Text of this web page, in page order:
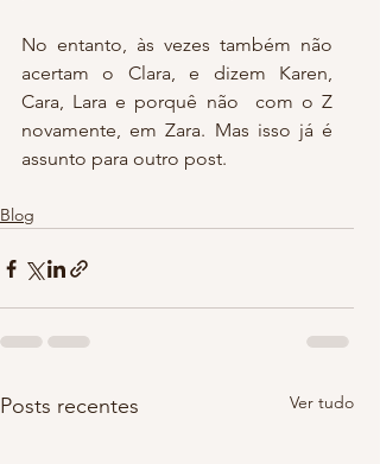
No entanto, às vezes também não
acertam o Clara, e dizem Karen,
Cara, Lara e porquê não  com o Z
novamente, em Zara. Mas isso já é
assunto para outro post.
Blog
Posts recentes Ver tudo